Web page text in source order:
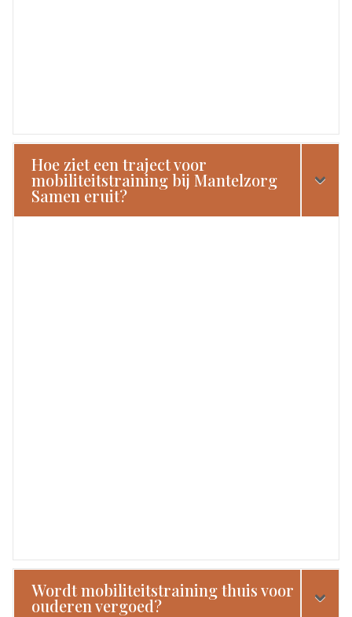
Hoe ziet een traject voor
mobiliteitstraining bij Mantelzorg
Samen eruit?
Wordt mobiliteitstraining thuis voor
ouderen vergoed?